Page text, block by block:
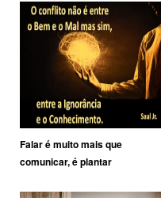
Falar é muito mais que
comunicar, é plantar